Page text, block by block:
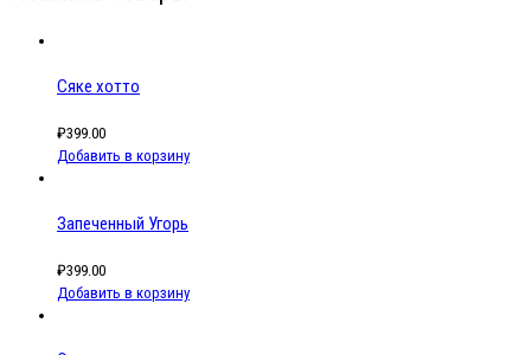
Сяке хотто
₽399.00
Добавить в корзину
Запеченный Угорь
₽399.00
Добавить в корзину